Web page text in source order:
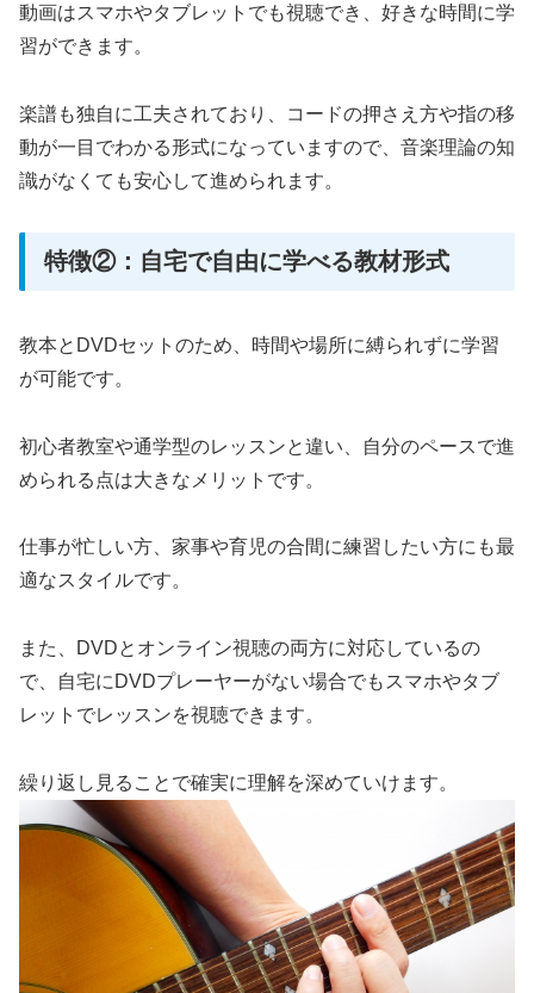
動画はスマホやタブレットでも視聴でき、好きな時間に学
習ができます。
楽譜も独自に工夫されており、コードの押さえ方や指の移
動が一目でわかる形式になっていますので、音楽理論の知
識がなくても安心して進められます。
特徴②：自宅で自由に学べる教材形式
教本とDVDセットのため、時間や場所に縛られずに学習
が可能です。
初心者教室や通学型のレッスンと違い、自分のペースで進
められる点は大きなメリットです。
仕事が忙しい方、家事や育児の合間に練習したい方にも最
適なスタイルです。
また、DVDとオンライン視聴の両方に対応しているの
で、自宅にDVDプレーヤーがない場合でもスマホやタブ
レットでレッスンを視聴できます。
繰り返し見ることで確実に理解を深めていけます。